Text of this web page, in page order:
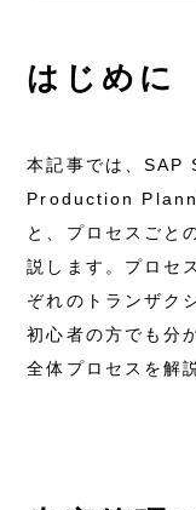
はじめに
本記事では、SAP
Production
と、プロセスごと
説します。プロセ
ぞれのトランザク
初心者の方でも分
全体プロセスを解